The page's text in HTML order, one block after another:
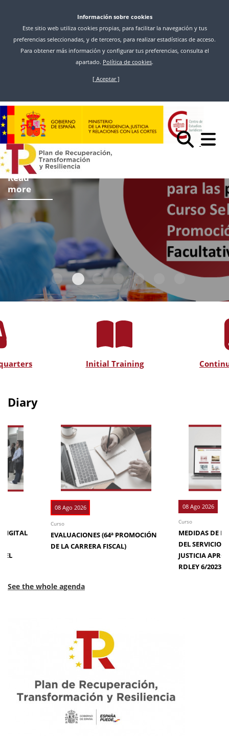
main
Información sobre cookies
Este sitio web utiliza cookies propias, para facilitar la navegación y tus
preferencias seleccionadas, y de terceros, para realizar estadísticas de acceso.
Para obtener más información y configurar tus preferencias, consulta el
apartado. Política de cookies.
[ Aceptar ]
Read
more
Initial Training
Diary
DIGITAL
EL
08 Ago 2026
Curso
EVALUACIONES (64ª PROMOCIÓN
DE LA CARRERA FISCAL)
08 Ago 2026
Curso
MEDIDAS DE
DEL SERVICIO
JUSTICIA
RDLEY 6/2023
See the whole agenda